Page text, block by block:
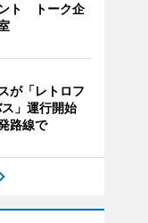
ト トーク企
が「レトロフ
ス」運行開始
路線で